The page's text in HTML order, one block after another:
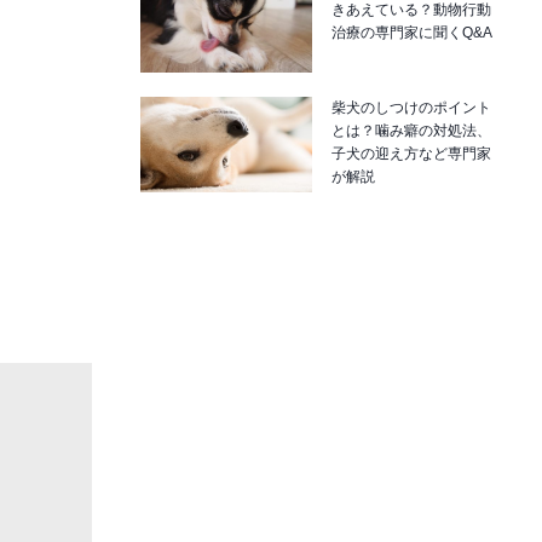
きあえている？動物行動
治療の専門家に聞くQ&A
柴犬のしつけのポイント
とは？噛み癖の対処法、
子犬の迎え方など専門家
が解説